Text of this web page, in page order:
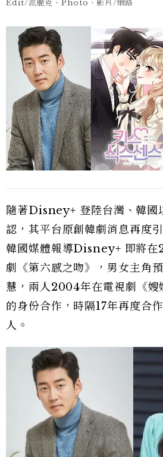
Edit/派脆克、Photo、影片/網路
隨著Disney+ 登陸台灣、韓國
認，其平台原創韓劇消息再度
韓國媒體報導Disney+ 即將在
劇《第六感之吻》，男女主角
慧，兩人2004年在電視劇《嫂
的身份合作，時隔17年再度合
人。